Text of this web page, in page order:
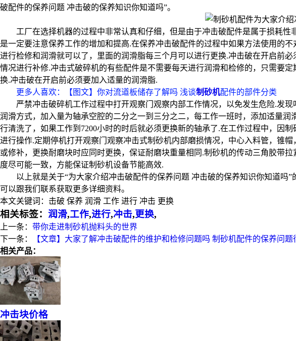
破配件的保养问题 冲击破的保养知识你知道吗”。
工厂在选择机器的过程中非常认真和仔细，但是由于冲击破配件是属于损耗
是一定要注意保养工作的增加和提高.在保养冲击破配件的过程中如果方法使用的
进行检修和润滑就可以了，里面的润滑脂每三个月可以进行更换.冲击破在开启前
情况进行补修.冲击式破碎机的有些配件是不需要每天进行润滑和检修的，只需要
换.冲击破在开启前必须要加入适量的润滑脂.
更多人喜欢：【图文】你对流道板储存了解吗 浅谈制砂机配件的部件分类
严禁冲击破碎机工作过程中打开观察门观察内部工作情况，以免发生危险.发
润滑方式，加入量为轴承空腔的二分之一到三分之二，每工作一班时，添加适量
行清洗了，如果工作到7200小时的时后就必须更换新的轴承了.在工作过程中，因
进行操作.定期停机打开观察门观察冲击式制砂机内部磨损情况，中心入料管，锥
或修补，更换耐磨块时应同时更换，保证耐磨块重量相同.制砂机的传动三角胶带
度尽可能一致，方能保证制砂机设备节能高效.
以上就是关于“为大家介绍冲击破配件的保养问题 冲击破的保养知识你知道吗
可以跟我们联系获取更多详细资料。
本文关键词： 击破 保养 润滑 工作 进行 冲击 更换
相关标签： 润滑,工作,进行,冲击,更换,
上一条： 带你走进制砂机抛料头的世界
下一条：
【文章】大家了解冲击破配件的维护和检修问题吗 制砂机配件的保养问题
相关产品：
冲击块价格